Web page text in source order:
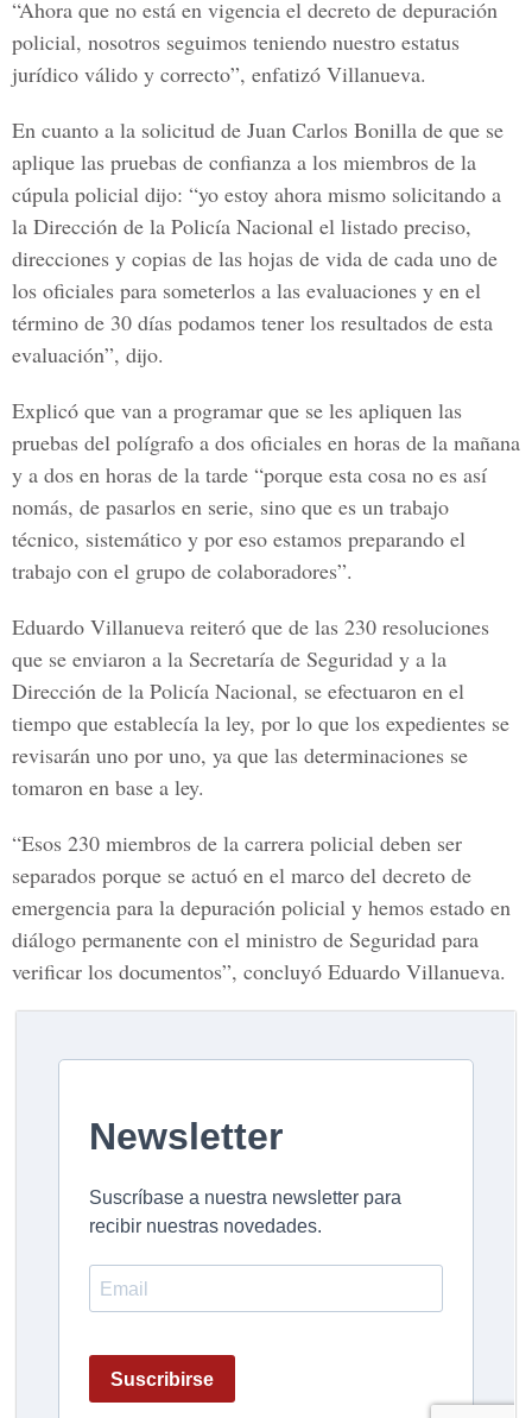
“Ahora que no está en vigencia el decreto de depuración
policial, nosotros seguimos teniendo nuestro estatus
jurídico válido y correcto”, enfatizó Villanueva.
En cuanto a la solicitud de Juan Carlos Bonilla de que se
aplique las pruebas de confianza a los miembros de la
cúpula policial dijo: “yo estoy ahora mismo solicitando a
la Dirección de la Policía Nacional el listado preciso,
direcciones y copias de las hojas de vida de cada uno de
los oficiales para someterlos a las evaluaciones y en el
término de 30 días podamos tener los resultados de esta
evaluación”, dijo.
Explicó que van a programar que se les apliquen las
pruebas del polígrafo a dos oficiales en horas de la mañana
y a dos en horas de la tarde “porque esta cosa no es así
nomás, de pasarlos en serie, sino que es un trabajo
técnico, sistemático y por eso estamos preparando el
trabajo con el grupo de colaboradores”.
Eduardo Villanueva reiteró que de las 230 resoluciones
que se enviaron a la Secretaría de Seguridad y a la
Dirección de la Policía Nacional, se efectuaron en el
tiempo que establecía la ley, por lo que los expedientes se
revisarán uno por uno, ya que las determinaciones se
tomaron en base a ley.
“Esos 230 miembros de la carrera policial deben ser
separados porque se actuó en el marco del decreto de
emergencia para la depuración policial y hemos estado en
diálogo permanente con el ministro de Seguridad para
verificar los documentos”, concluyó Eduardo Villanueva.